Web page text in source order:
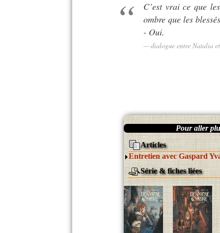
C’est vrai ce que
ombre que les
- Oui.
dialogue entre Natalia
Pour aller
Articles
Entretien avec Gaspard
Série & fiches liées